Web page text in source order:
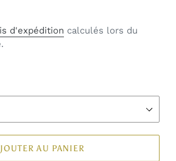
d'expédition calculés lors du
AU PANIER